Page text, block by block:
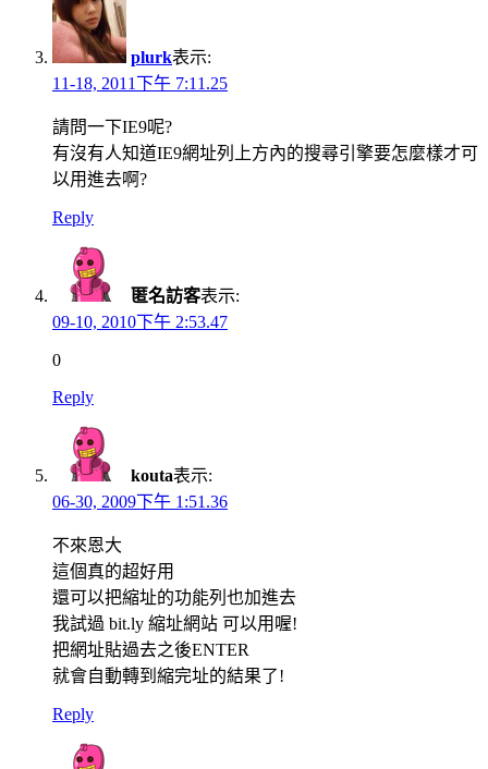
plurk表示:
11-18, 2011下午 7:11.25
請問一下IE9呢?
有沒有人知道IE9網址列上方內的搜尋引擎要怎麼樣才可
以用進去啊?
Reply
匿名訪客表示:
09-10, 2010下午 2:53.47
0
Reply
kouta表示:
06-30, 2009下午 1:51.36
不來恩大
這個真的超好用
還可以把縮址的功能列也加進去
我試過 bit.ly 縮址網站 可以用喔!
把網址貼過去之後ENTER
就會自動轉到縮完址的結果了!
Reply